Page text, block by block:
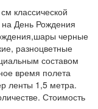
классической
День Рождения
черные
разноцветные
составом
время полета
ленты 1,5 метра.
Стоимость